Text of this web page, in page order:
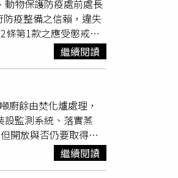
」檢查，凡死亡或健
獸醫師全程衛生檢
場後因運輸或其他因
放於化製專區委由具備
質監控系統，隨時可供
師針對此項不實指控
。
閉牛隻屠宰線後，還將
畫面，以照片背景、
拍攝定位，再次確認
業部防檢署表示，屠
人事時地等相關資料
職獸醫師全程在場進
專職獸醫師確認，所
宰殺斃死豬」之情事。
，所有斃死豬 皆須噴漆
紀錄備查，且廠區內
或個人恩怨的打擊工
的報導，定將依法追
動物保護防疫處前處長
疫整備之信賴，違失
條第1款之應受懲戒事
業局局長，於我國首
令不力，致釀擾動案例
遭環境部指正作業
場豬隻死亡及訪視遭
，迨至6日後案例場
損失與產業補助支持
2月5日審查通過監察
臺中市農業局局長、臺
繼續閱讀
廚餘由焚化爐處理，
監測系統、落實蒸
開放與否仍要取得地
多。非洲豬瘟中央災
採檢都是陰性，將逐步恢
繼續閱讀